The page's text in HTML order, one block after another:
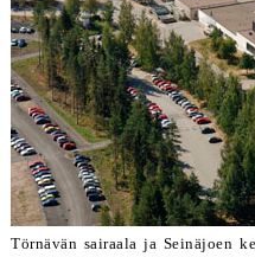
Törnävän sairaala ja Seinäjoen